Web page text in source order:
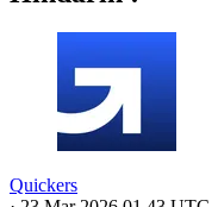
Quickers